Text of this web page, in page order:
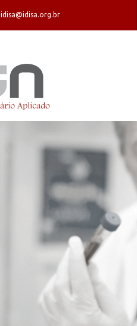
idisa@idisa.org.br